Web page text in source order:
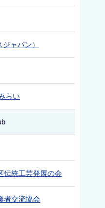
ャパン）
らい
統工芸発展の会
者交流協会